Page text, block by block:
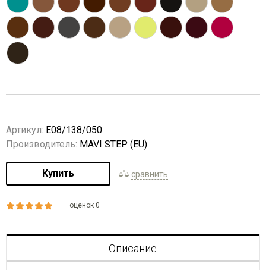
Артикул: E08/138/050
Производитель: MAVI STEP (EU)
Купить сравнить
оценок 0
Описание